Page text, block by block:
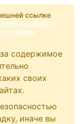
ссылке
na-rossiyu-
ruslanu-
содержимое
своих
иначе вы